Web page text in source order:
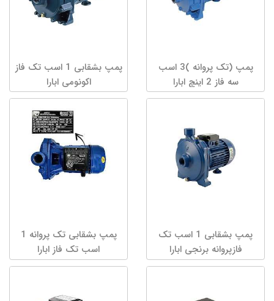
پمپ (تک پروانه )3 اسب
سه فاز 2 اینچ ابارا
پمپ بشقابی 1 اسب تک فاز
اکونومی ابارا
پمپ بشقابی 1 اسب تک
فازپروانه برنجی ابارا
پمپ بشقابی تک پروانه 1
اسب تک فاز ابارا